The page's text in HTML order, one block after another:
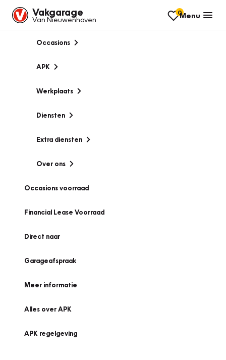
Vakgarage
Van Nieuwenhoven
0Menu
Occasions
APK
Werkplaats
Diensten
Extra diensten
Over ons
Occasions voorraad
Financial Lease Voorraad
Direct naar
Garageafspraak
Meer informatie
Alles over APK
APK regelgeving